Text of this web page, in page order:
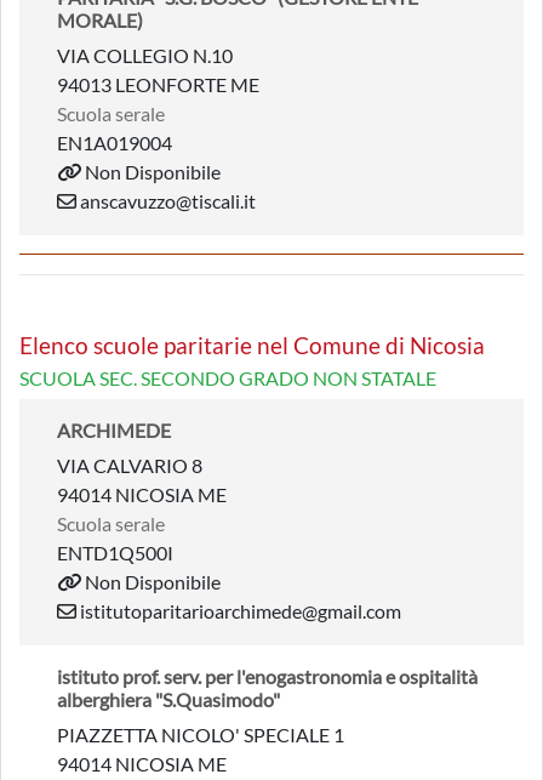
MORALE)
VIA COLLEGIO N.10
94013 LEONFORTE ME
Scuola serale
EN1A019004
Non Disponibile
anscavuzzo@tiscali.it
Elenco scuole paritarie nel Comune di Nicosia
SCUOLA SEC. SECONDO GRADO NON STATALE
ARCHIMEDE
VIA CALVARIO 8
94014 NICOSIA ME
Scuola serale
ENTD1Q500I
Non Disponibile
istitutoparitarioarchimede@gmail.com
istituto prof. serv. per l'enogastronomia e ospitalità
alberghiera "S.Quasimodo"
PIAZZETTA NICOLO' SPECIALE 1
94014 NICOSIA ME